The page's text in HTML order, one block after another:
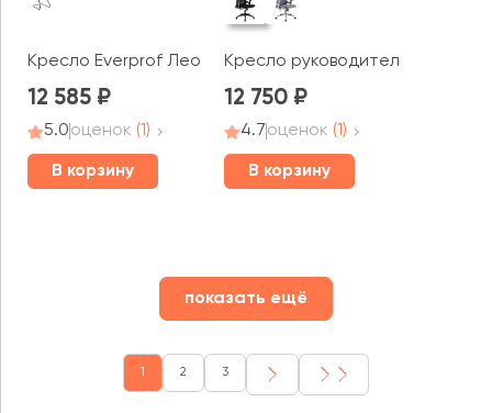
Кресло Everprof Лео / Leo black CF
12 585
5.0оценок (1)
В корзину
Кресло руководителя Everprof
12 750
4.7оценок (1)
В корзину
показать ещё
1 2 3